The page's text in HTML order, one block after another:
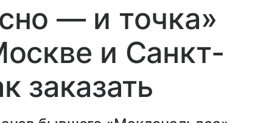
— и точка»
и Санкт-
заказать